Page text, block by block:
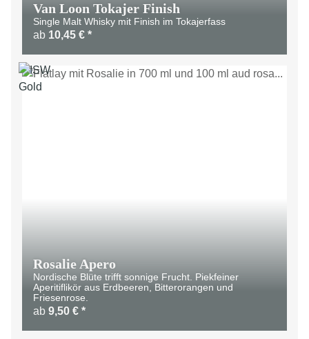
Van Loon Tokajer Finish
Single Malt Whisky mit Finish im Tokajerfass
ab 10,45 € *
Rosalie Apero
Nordische Blüte trifft sonnige Frucht. Piekfeiner
Aperitiflikör aus Erdbeeren, Bitterorangen und
Friesenrose.
ab 9,50 € *